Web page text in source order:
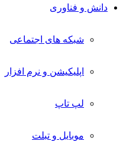
دانش و فناوری
شبکه های اجتماعی
اپلیکیشن و نرم افزار
لپ تاپ
موبایل و تبلت